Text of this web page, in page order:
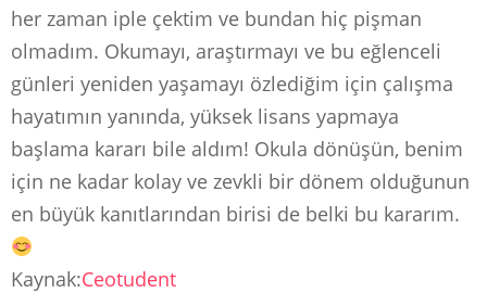
her zaman iple çektim ve bundan hiç pişman
olmadım. Okumayı, araştırmayı ve bu eğlenceli
günleri yeniden yaşamayı özlediğim için çalışma
hayatımın yanında, yüksek lisans yapmaya
başlama kararı bile aldım! Okula dönüşün, benim
için ne kadar kolay ve zevkli bir dönem olduğunun
en büyük kanıtlarından birisi de belki bu kararım.
Kaynak:Ceotudent